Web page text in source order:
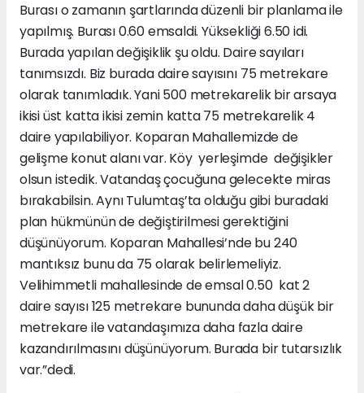
Burası o zamanın şartlarında düzenli bir planlama ile
yapılmış. Burası 0.60 emsaldi. Yüksekliği 6.50 idi.
Burada yapılan değişiklik şu oldu. Daire sayıları
tanımsızdı. Biz burada daire sayısını 75 metrekare
olarak tanımladık. Yani 500 metrekarelik bir arsaya
ikisi üst katta ikisi zemin katta 75 metrekarelik 4
daire yapılabiliyor. Koparan Mahallemizde de
gelişme konut alanı var. Köy yerleşimde değişikler
olsun istedik. Vatandaş çocuğuna gelecekte miras
bırakabilsin. Aynı Tulumtaş’ta olduğu gibi buradaki
plan hükmünün de değiştirilmesi gerektiğini
düşünüyorum. Koparan Mahallesi’nde bu 240
mantıksız bunu da 75 olarak belirlemeliyiz.
Velihimmetli mahallesinde de emsal 0.50 kat 2
daire sayısı 125 metrekare bununda daha düşük bir
metrekare ile vatandaşımıza daha fazla daire
kazandırılmasını düşünüyorum. Burada bir tutarsızlık
var.”dedi.